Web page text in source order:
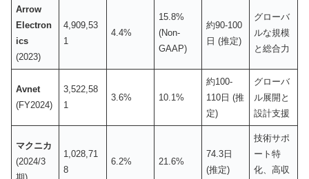
Arrow
Electron
ics
(2023)
4,909,53
1
4.4%
15.8%
(Non-
GAAP)
約90-100
日 (推定)
グローバ
ルな規模
と総合力
Avnet
(FY2024)
3,522,58
1
3.6% 10.1%
約100-
110日 (推
定)
グローバ
ル展開と
設計支援
マクニカ
(2024/3
1,028,71
8
6.2% 21.6%
74.3日
(推定)
技術サポ
ート特
化、高収